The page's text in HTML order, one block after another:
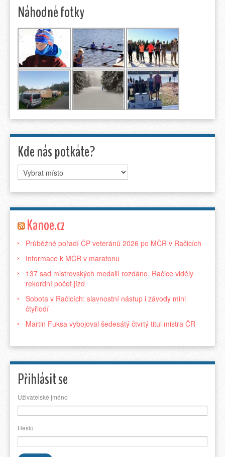
Náhodné fotky
Kde nás potkáte?
Kanoe.cz
Průběžné pořadí ČP veteránů 2026 po MČR v Račicích
Informace k MČR v maratonu
137 sad mistrovských medailí rozdáno. Račice viděly
rekordní počet jízd
Sobota v Račicích: slavnostní nástup i závody mini
čtyřlodí
Martin Fuksa vybojoval šedesátý čtvrtý titul mistra ČR
Přihlásit se
Uživatelské jméno
Heslo